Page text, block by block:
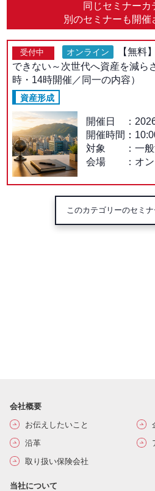
同じセミナーカ
別のセミナーも開催
受付中 オンライン
【無料
できない～次世代へ資産を減ら
時・14時開催／同一の内容）
資産形成
開催日
開催時間：
対象
一
会場
オ
このカテゴリーのセミ
会社概要
お伝えしたいこと
沿革
取り扱い保険会社
当社について